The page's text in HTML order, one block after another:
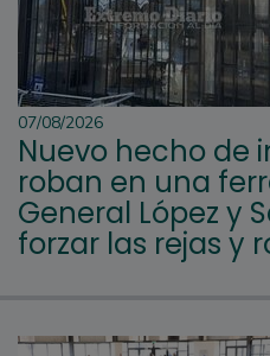
07/08/2026
Nuevo hecho de
roban en una
General López y
forzar las rejas y